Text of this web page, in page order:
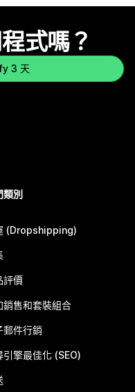
式嗎？
3 天
別
(Dropshipping)
評價
銷售和套裝組合
郵件行銷
引擎最佳化 (SEO)